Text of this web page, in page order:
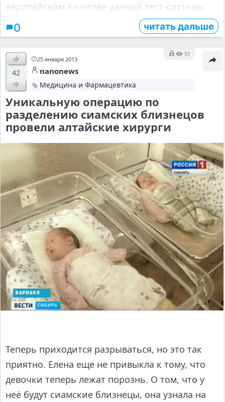
европейском качестве данной тест-системы.
0 читать дальше
25 января 2013
51
42 nanonews
Медицина и Фармацевтика
Уникальную операцию по
разделению сиамских близнецов
провели алтайские хирурги
Теперь приходится разрываться, но это так
приятно. Елена еще не привыкла к тому, что
девочки теперь лежат порознь. О том, что у
неё будут сиамские близнецы, она узнала на